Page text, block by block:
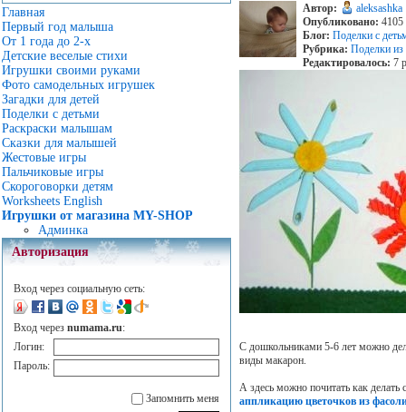
Главная
Первый год малыша
От 1 года до 2-х
Детские веселые стихи
Игрушки своими руками
Фото самодельных игрушек
Загадки для детей
Поделки с детьми
Раскраски малышам
Сказки для малышей
Жестовые игры
Пальчиковые игры
Скороговорки детям
Worksheets English
Игрушки от магазина MY-SHOP
Админка
Авторизация
Вход через социальную сеть:
Вход через numama.ru:
Логин:
Пароль:
Запомнить меня
Автор:
aleksashka
Опубликовано: 4105
Блог: Поделки с
Рубрика: Поделки из
Редактировалось: 7
С дошкольниками 5-6 лет можно
виды макарон.
А здесь можно почитать как делать
аппликацию цветочков из